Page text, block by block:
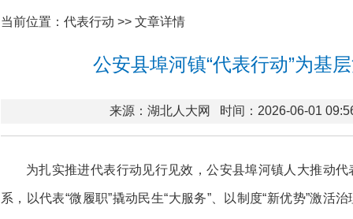
当前位置： 代表行动 >> 文章详情
公安县埠河镇“代表行动”为基
来源：湖北人大网 时间：2026-06-01
为扎实推进代表行动见行见效，公安县埠河镇人大推动代
系，以代表“微履职”撬动民生“大服务”、以制度“新优势”激活